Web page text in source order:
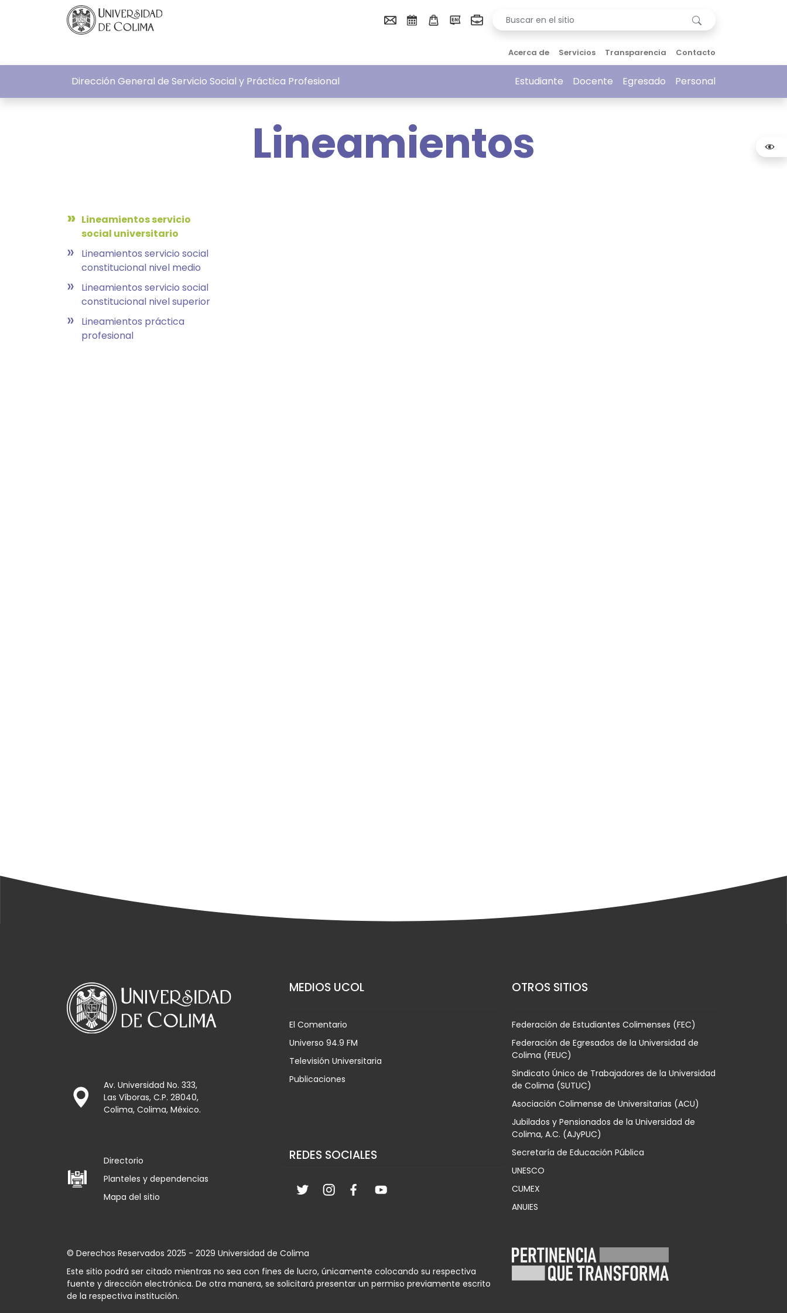
Acerca de Servicios Transparencia Contacto
Dirección General de Servicio Social y Práctica Profesional Estudiante Docente Egresado Personal
Lineamientos
» Lineamientos servicio
social universitario
»
Lineamientos servicio social
constitucional nivel medio
»
Lineamientos servicio social
constitucional nivel superior
»
Lineamientos práctica
profesional
Av. Universidad No. 333,
Las Víboras, C.P. 28040,
Colima, Colima, México.
Directorio
Planteles y dependencias
Mapa del sitio
MEDIOS UCOL
El Comentario
Universo 94.9 FM
Televisión Universitaria
Publicaciones
REDES SOCIALES
OTROS SITIOS
Federación de Estudiantes Colimenses (FEC)
Federación de Egresados de la Universidad de
Colima (FEUC)
Sindicato Único de Trabajadores de la Universidad
de Colima (SUTUC)
Asociación Colimense de Universitarias (ACU)
Jubilados y Pensionados de la Universidad de
Colima, A.C. (AJyPUC)
Secretaría de Educación Pública
UNESCO
CUMEX
ANUIES
© Derechos Reservados 2025 - 2029 Universidad de Colima
Este sitio podrá ser citado mientras no sea con fines de lucro, únicamente colocando su respectiva
fuente y dirección electrónica. De otra manera, se solicitará presentar un permiso previamente escrito
de la respectiva institución.